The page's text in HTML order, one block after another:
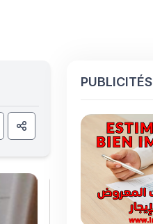
PUBLICITÉS